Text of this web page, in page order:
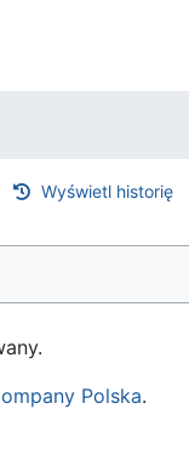
Wyświetl historię
Polska.